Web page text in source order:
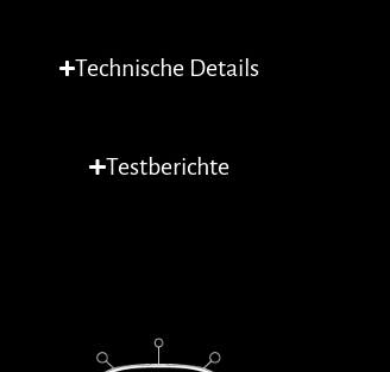
Technische Details
Testberichte